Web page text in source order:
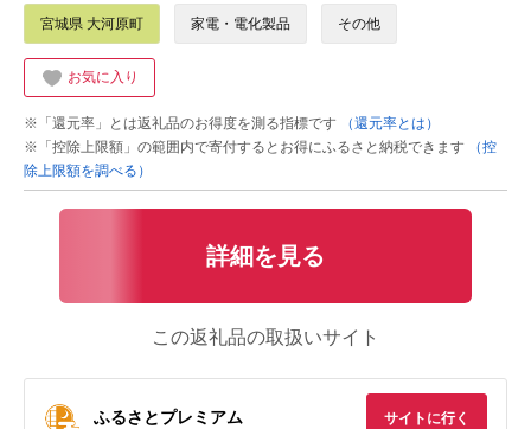
宮城県 大河原町 家電・電化製品 その他
お気に入り
※「還元率」とは返礼品のお得度を測る指標です
（還元率とは）
※「控除上限額」の範囲内で寄付するとお得にふるさと納税できます
（控
除上限額を調べる）
詳細を見る
この返礼品の取扱いサイト
ふるさとプレミアム サイトに行く